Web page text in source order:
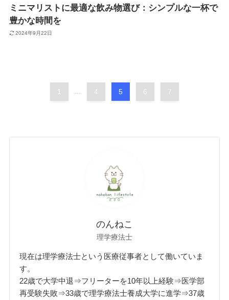
ミニマリストに最適な飲み物選び：シンプルな一杯で
豊かな時間を
2024年9月22日
1 4 5 6 7
のんねこ
理学療法士
現在は理学療法士という医療従事者として働いていま
す。
22歳で大学中退⇒フリーターを10年以上経験⇒医学部
再受験失敗⇒33歳で理学療法士養成大学に進学⇒37歳